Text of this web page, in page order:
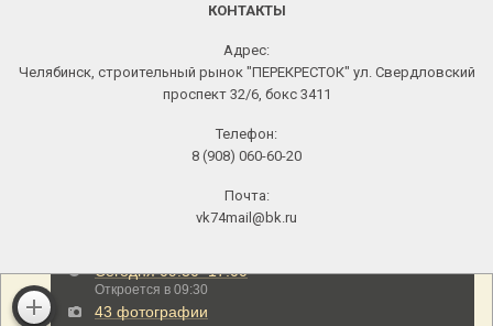
КОНТАКТЫ
Адрес:
Челябинск, строительный рынок "ПЕРЕКРЕСТОК" ул. Свердловский
проспект 32/6, бокс 3411
Телефон:
8 (908) 060-60-20
Почта:
vk74mail@bk.ru